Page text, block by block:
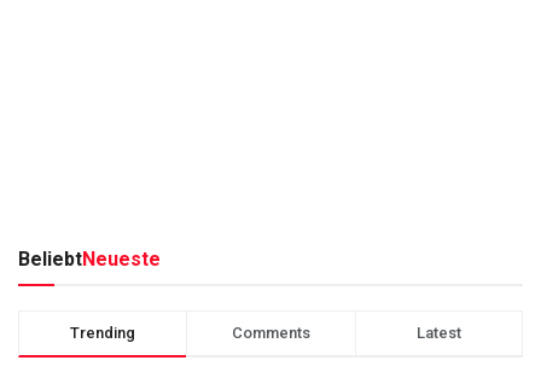
BeliebtNeueste
Trending Comments Latest